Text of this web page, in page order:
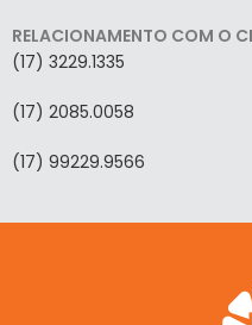
RELACIONAMENTO COM O
(17) 3229.1335
(17) 2085.0058
(17) 99229.9566